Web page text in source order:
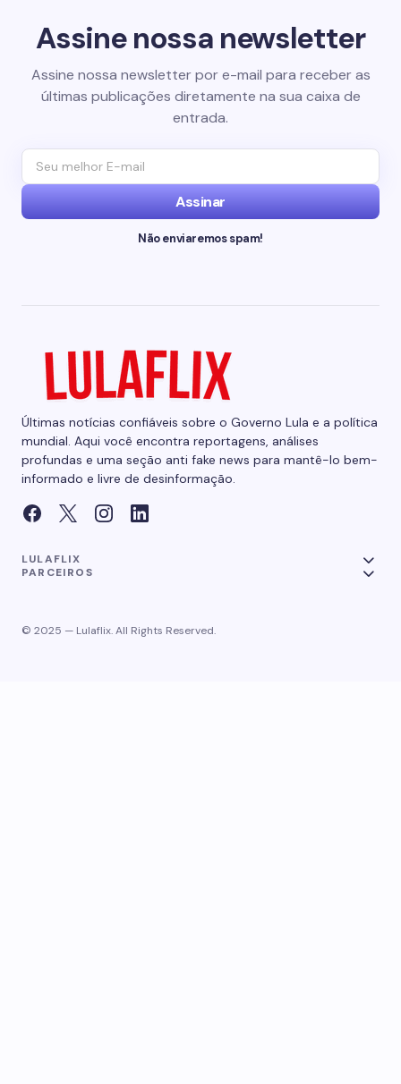
Assine nossa newsletter
Assine nossa newsletter por e-mail para receber as
últimas publicações diretamente na sua caixa de
entrada.
Assinar
Não enviaremos spam!
Últimas notícias confiáveis sobre o Governo Lula e a política
mundial. Aqui você encontra reportagens, análises
profundas e uma seção anti fake news para mantê-lo bem-
informado e livre de desinformação.
LULAFLIX
PARCEIROS
© 2025 — Lulaflix. All Rights Reserved.